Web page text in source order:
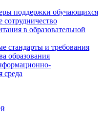
поддержки обучающихся
в образовательной
стандарты и требования
образования
среда